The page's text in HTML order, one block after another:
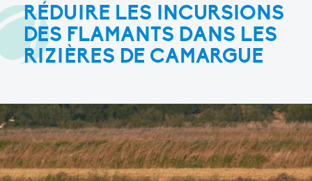
RÉDUIRE LES INCURSIONS
DES FLAMANTS DANS LES
RIZIÈRES DE CAMARGUE